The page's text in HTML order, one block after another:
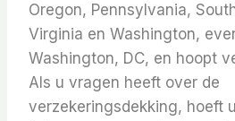
Oregon, Pennsylvania,
Virginia en Washington,
Washington, DC, en hoopt
Als u vragen heeft over de
verzekeringsdekking, hoeft